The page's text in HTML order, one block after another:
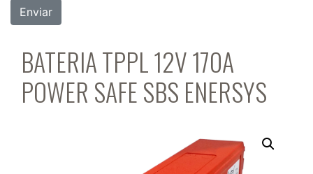
BATERIA TPPL 12V 170A
POWER SAFE SBS ENERSYS